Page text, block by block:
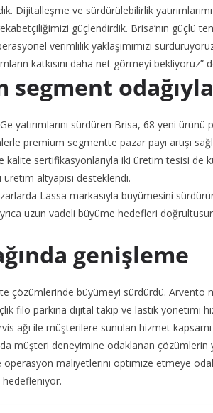
Dijitalleşme ve sürdürülebilirlik
güçlendirdik. Brisa’nın güçlü
verimlilik yaklaşımımızı
katkısını daha net görmeyi bekliyoruz”
segment
yatırımlarını sürdüren Brisa, 68 yeni
premium segmentte pazar payı artışı
sertifikasyonlarıyla iki üretim tesisi de
altyapısı desteklendi.
Lassa markasıyla büyümesini
uzun vadeli büyüme hedefleri
genişleme
çözümlerinde büyümeyi sürdürdü. Arvento
filo parkına dijital takip ve lastik yönetimi
ağı ile müşterilere sunulan hizmet
müşteri deneyimine odaklanan çözümlerin
operasyon maliyetlerini optimize etmeye
hedefleniyor.